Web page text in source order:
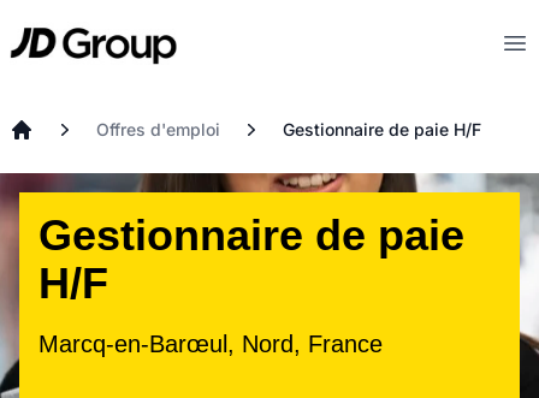
JD
Offres d'emploi Gestionnaire de paie H/F
Gestionnaire de paie
H/F
Marcq-en-Barœul, Nord, France